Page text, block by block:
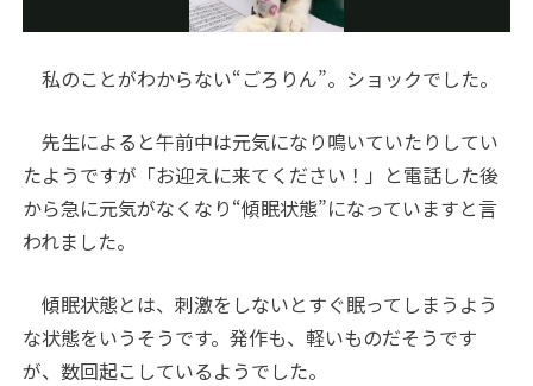
Video
私のことがわからない“ごろりん”。ショックでした。
先生によると午前中は元気になり鳴いていたりしてい
たようですが「お迎えに来てください！」と電話した後
から急に元気がなくなり“傾眠状態”になっていますと言
われました。
傾眠状態とは、刺激をしないとすぐ眠ってしまうよう
な状態をいうそうです。発作も、軽いものだそうです
が、数回起こしているようでした。